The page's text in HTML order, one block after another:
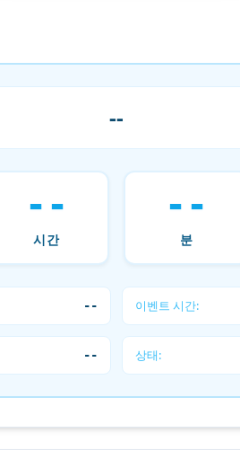
--
--
시간
--
분
-- 이벤트 시간:
-- 상태: